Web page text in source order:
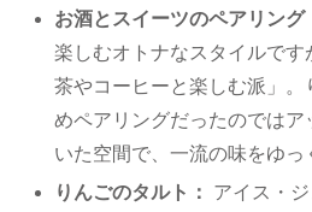
お酒とスイーツのペアリング
楽しむオトナなスタイルです
茶やコーヒーと楽しむ派」。
めペアリングだったのでは
いた空間で、一流の味をゆっ
りんごのタルト：
アイス・